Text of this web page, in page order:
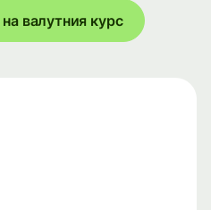
валутния курс